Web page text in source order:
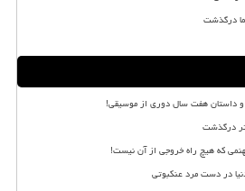
درگذشت
و داستان هفت سال دوری از موسیقی!
درگذشت
که هیچ راه خروجی از آن نیست!
در دست مرد عنکبوتی